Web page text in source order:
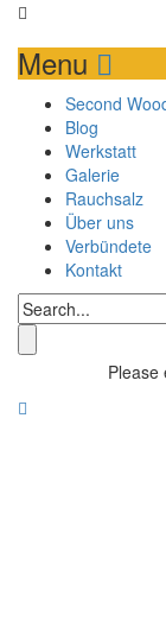
Menu
Second
Blog
Werkstatt
Galerie
Rauchsalz
Über uns
Verbündete
Kontakt
Please